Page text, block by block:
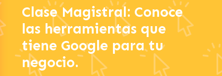
Clase Magistral: Conoce
las herramientas que
tiene Google para tu
negocio.